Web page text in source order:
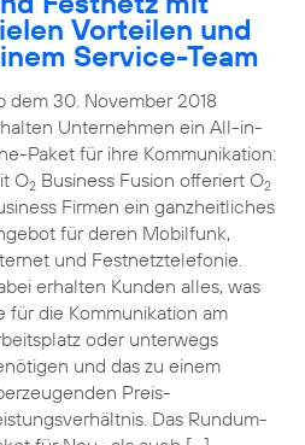
Vorteilen und
Service-Team
dem 30. November 2018
Unternehmen ein All-in-
Paket für ihre Kommunikation:
O2Business Fusion offeriert O2
Firmen ein ganzheitliches
für deren Mobilfunk,
und Festnetztelefonie.
erhalten Kunden alles, was
für die Kommunikation am
oder unterwegs
und das zu einem
Preis-
Das Rundum-